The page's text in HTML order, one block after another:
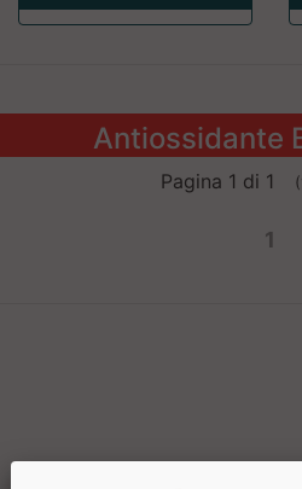
Antiossidante
Pagina 1 di 1
1